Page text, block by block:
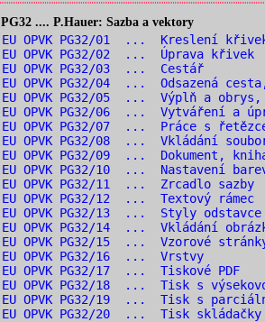
PG32 .... P.Hauer: Sazba a vektory
EU OPVK PG32/01 ... Kreslení
EU OPVK PG32/02 ... Úprava křivek
EU OPVK PG32/03 ... Cestář
EU OPVK PG32/04 ... Odsazená
EU OPVK PG32/05 ... Výplň a
EU OPVK PG32/06 ... Vytváření a
EU OPVK PG32/07 ... Práce s
EU OPVK PG32/08 ... Vkládání
EU OPVK PG32/09 ... Dokument,
EU OPVK PG32/10 ... Nastavení
EU OPVK PG32/11 ... Zrcadlo sazby
EU OPVK PG32/12 ... Textový rámec
EU OPVK PG32/13 ... Styly odstavce
EU OPVK PG32/14 ... Vkládání
EU OPVK PG32/15 ... Vzorové
EU OPVK PG32/16 ... Vrstvy
EU OPVK PG32/17 ... Tiskové PDF
EU OPVK PG32/18 ... Tisk s
EU OPVK PG32/19 ... Tisk s
EU OPVK PG32/20 ... Tisk